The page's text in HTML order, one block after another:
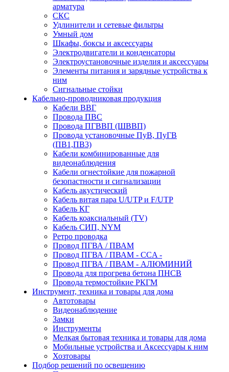
арматура
СКС
Удлинители и сетевые фильтры
Умный дом
Шкафы, боксы и аксессуары
Электродвигатели и конденсаторы
Электроустановочные изделия и аксессуары
Элементы питания и зарядные устройства к
ним
Сигнальные стойки
Кабельно-проводниковая продукция
Кабели ВВГ
Провода ПВС
Провода ПГВВП (ШВВП)
Провода установочные ПуВ, ПуГВ
(ПВ1,ПВ3)
Кабели комбинированные для
видеонаблюдения
Кабели огнестойкие для пожарной
безопастности и сигнализации
Кабель акустический
Кабель витая пара U/UTP и F/UTP
Кабель КГ
Кабель коаксиальный (TV)
Кабель СИП, NYM
Ретро проводка
Провод ПГВА / ПВАМ
Провод ПГВА / ПВАМ - CCA -
Провод ПГВА / ПВАМ - АЛЮМИНИЙ
Провода для прогрева бетона ПНСВ
Провода термостойкие РКГМ
Инструмент, техника и товары для дома
Автотовары
Видеонаблюдение
Замки
Инструменты
Мелкая бытовая техника и товары для дома
Мобильные устройства и Аксессуары к ним
Хозтовары
Подбор решений по освещению